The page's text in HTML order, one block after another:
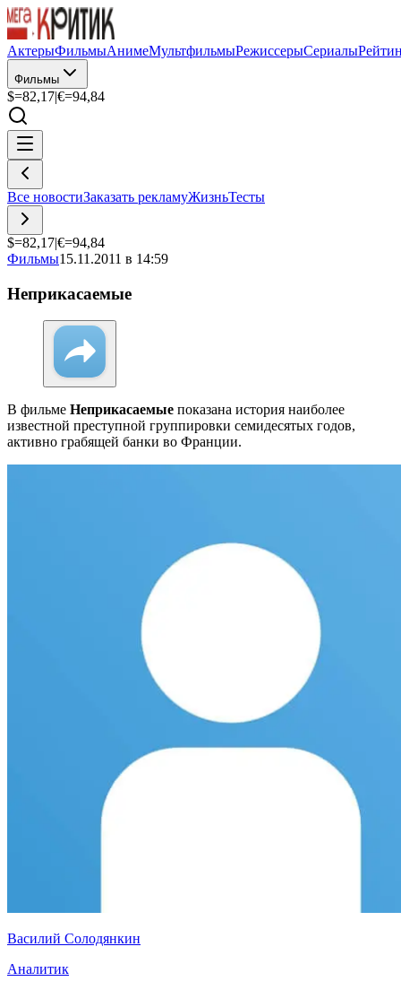
АктерыФильмыАнимеМультфильмыРежиссерыСериалы
Фильмы
$=82,17|€=94,84
Все новостиЗаказать рекламуЖизньТесты
$=82,17|€=94,84
Фильмы15.11.2011 в 14:59
Неприкасаемые
В фильме Неприкасаемые показана история наиболее
известной преступной группировки семидесятых годов,
активно грабящей банки во Франции.
Василий Солодянкин
Аналитик